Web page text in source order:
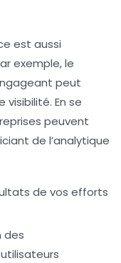
est aussi
exemple, le
peut
En se
peuvent
de l’analytique
de vos efforts
des